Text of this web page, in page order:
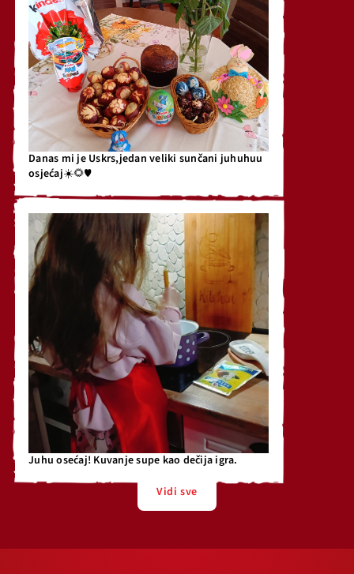
Danas mi je Uskrs,jedan veliki sunčani juhuhuu
osjećaj☀️🌻♥️
Juhu osećaj! Kuvanje supe kao dečija igra.
Vidi sve